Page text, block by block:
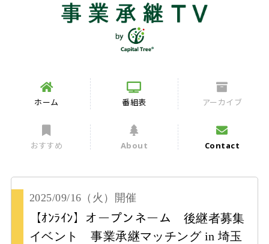
ホーム 番組表 アーカイブ
おすすめ About Contact
2025/09/16 （火） 開催
【ｵﾝﾗｲﾝ】オープンネーム 後継者募集
イベント 事業承継マッチング in 埼玉